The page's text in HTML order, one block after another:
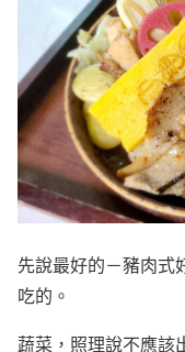
先說最好的－豬肉式
吃的。
蔬菜，照理說不應該